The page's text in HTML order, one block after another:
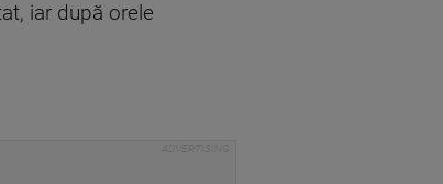
iar după orele